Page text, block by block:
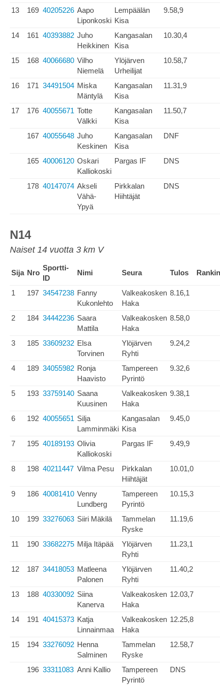
13 169 40205226 Aapo
Liponkoski
Lempäälän
Kisa
9.58,9
14 161 40393882 Juho
Heikkinen
Kangasalan
Kisa
10.30,4
15 168 40066680 Vilho
Niemelä
Ylöjärven
Urheilijat
10.58,7
16 171 34491504 Miska
Mäntylä
Kangasalan
Kisa
11.31,9
17 176 40055671 Totte
Välkki
Kangasalan
Kisa
11.50,7
167 40055648 Juho
Keskinen
Kangasalan
Kisa
DNF
165 40006120 Oskari
Kalliokoski
Pargas IF DNS
178 40147074 Akseli
Vähä-
Ypyä
Pirkkalan
Hiihtäjät
DNS
N14
Naiset 14 vuotta 3 km V
Sija Nro
Sportti-
ID
Nimi Seura Tulos
1 197 34547238 Fanny
Kukonlehto
Valkeakosken
Haka
8.16,1
2 184 34442236 Saara
Mattila
Valkeakosken
Haka
8.58,0
3 185 33609232 Elsa
Torvinen
Ylöjärven
Ryhti
9.24,2
4 189 34055982 Ronja
Haavisto
Tampereen
Pyrintö
9.32,6
5 193 33759140 Saana
Kuusinen
Valkeakosken
Haka
9.38,1
6 192 40055651 Silja
Lamminmäki
Kangasalan
Kisa
9.45,0
7 195 40189193 Olivia
Kalliokoski
Pargas IF 9.49,9
8 198 40211447 Vilma Pesu
Pirkkalan
Hiihtäjät
10.01,0
9 186 40081410 Venny
Lundberg
Tampereen
Pyrintö
10.15,3
10 199 33276063 Siiri Mäkilä
Tammelan
Ryske
11.19,6
11 190 33682275 Milja Itäpää
Ylöjärven
Ryhti
11.23,1
12 187 34418053 Matleena
Palonen
Ylöjärven
Ryhti
11.40,2
13 188 40330092 Siina
Kanerva
Valkeakosken
Haka
12.03,7
14 191 40415373 Katja
Linnainmaa
Valkeakosken
Haka
12.25,8
15 194 33276092 Henna
Salminen
Tammelan
Ryske
12.58,7
196 33311083 Anni Kallio
Tampereen
Pyrintö
DNS